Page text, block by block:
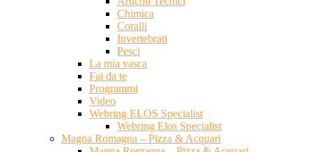
Chimica
Coralli
Invertebrati
Pesci
La mia vasca
Fai da te
Programmi
Video
Webring ELOS Specialist
Webring Elos Specialist
Magna Romagna – Pizza & Acquari